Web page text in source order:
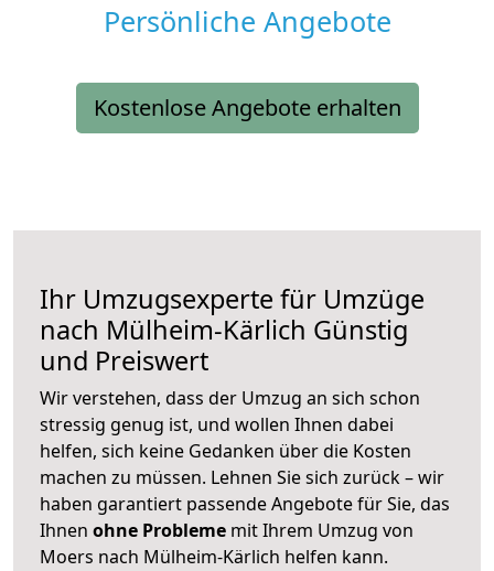
Persönliche Angebote
Kostenlose Angebote erhalten
Ihr Umzugsexperte für Umzüge
nach Mülheim-Kärlich Günstig
und Preiswert
Wir verstehen, dass der Umzug an sich schon
stressig genug ist, und wollen Ihnen dabei
helfen, sich keine Gedanken über die Kosten
machen zu müssen. Lehnen Sie sich zurück – wir
haben garantiert passende Angebote für Sie, das
Ihnen ohne Probleme mit Ihrem Umzug von
Moers nach Mülheim-Kärlich helfen kann.